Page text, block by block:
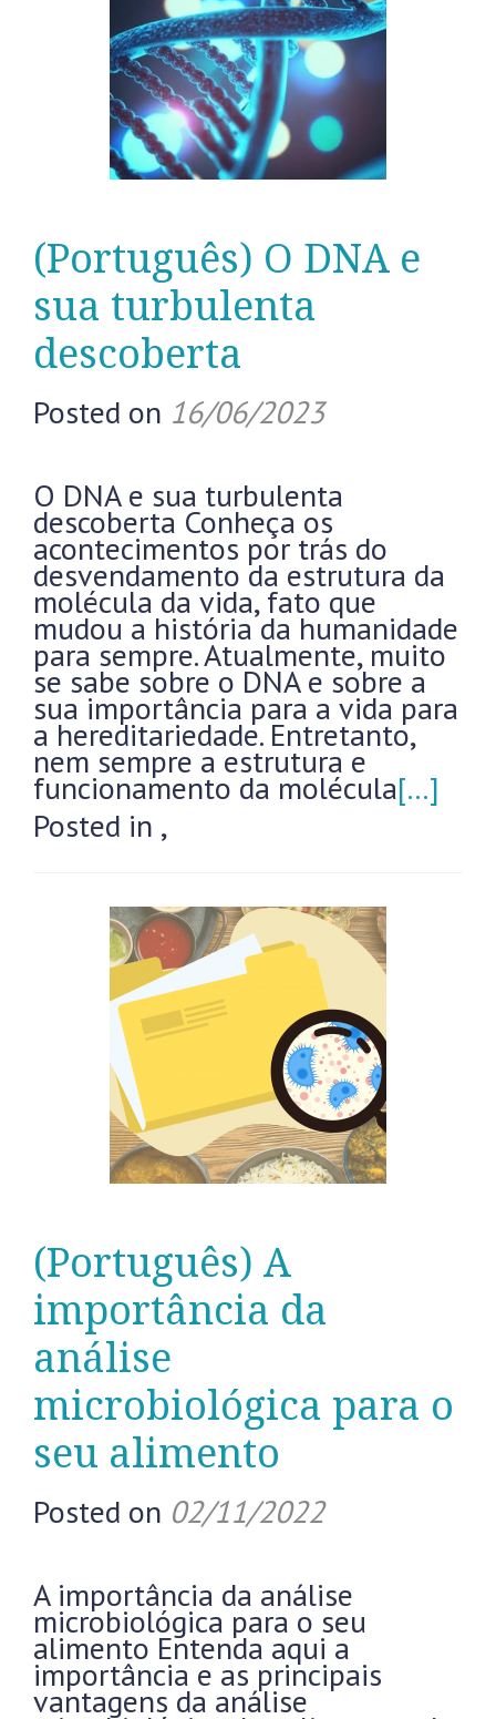
(Português) O DNA e
sua turbulenta
descoberta
Posted on 16/06/2023
O DNA e sua turbulenta
descoberta Conheça os
acontecimentos por trás do
desvendamento da estrutura da
molécula da vida, fato que
mudou a história da humanidade
para sempre. Atualmente, muito
se sabe sobre o DNA e sobre a
sua importância para a vida para
a hereditariedade. Entretanto,
nem sempre a estrutura e
funcionamento da molécula[…]
Posted in ,
(Português) A
importância da
análise
microbiológica para o
seu alimento
Posted on 02/11/2022
A importância da análise
microbiológica para o seu
alimento Entenda aqui a
importância e as principais
vantagens da análise